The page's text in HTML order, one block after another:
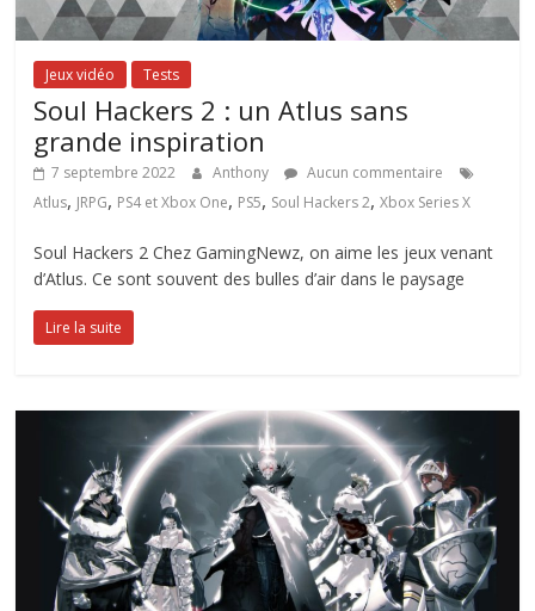
Jeux vidéo Tests
Soul Hackers 2 : un Atlus sans
grande inspiration
7 septembre 2022 Anthony
Aucun commentaire
Atlus, JRPG, PS4 et Xbox One, PS5, Soul Hackers 2,Xbox Series X
Soul Hackers 2 Chez GamingNewz, on aime les jeux venant
d’Atlus. Ce sont souvent des bulles d’air dans le paysage
Lire la suite